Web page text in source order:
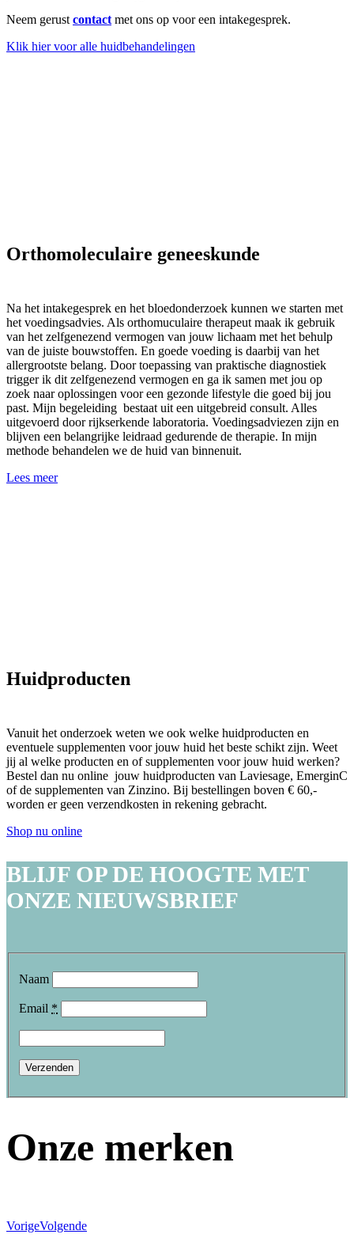
Neem gerust contact met ons op voor een intakegesprek.
Klik hier voor alle huidbehandelingen
Orthomoleculaire geneeskunde
Na het intakegesprek en het bloedonderzoek kunnen we starten met
het voedingsadvies. Als orthomuculaire therapeut maak ik gebruik
van het zelfgenezend vermogen van jouw lichaam met het behulp
van de juiste bouwstoffen. En goede voeding is daarbij van het
allergrootste belang. Door toepassing van praktische diagnostiek
trigger ik dit zelfgenezend vermogen en ga ik samen met jou op
zoek naar oplossingen voor een gezonde lifestyle die goed bij jou
past. Mijn begeleiding bestaat uit een uitgebreid consult. Alles
uitgevoerd door rijkserkende laboratoria. Voedingsadviezen zijn en
blijven een belangrijke leidraad gedurende de therapie. In mijn
methode behandelen we de huid van binnenuit.
Lees meer
Huidproducten
Vanuit het onderzoek weten we ook welke huidproducten en
eventuele supplementen voor jouw huid het beste schikt zijn. Weet
jij al welke producten en of supplementen voor jouw huid werken?
Bestel dan nu online jouw huidproducten van Laviesage, EmerginC
of de supplementen van Zinzino. Bij bestellingen boven € 60,-
worden er geen verzendkosten in rekening gebracht.
Shop nu online
BLIJF OP DE HOOGTE MET
ONZE NIEUWSBRIEF
Naam
Email *
Onze merken
VorigeVolgende